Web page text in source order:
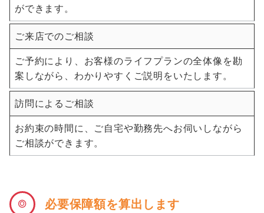
ができます。
ご来店でのご相談
ご予約により、お客様のライフプランの全体像を勘
案しながら、わかりやすくご説明をいたします。
訪問によるご相談
お約束の時間に、ご自宅や勤務先へお伺いしながら
ご相談ができます。
必要保障額を算出します